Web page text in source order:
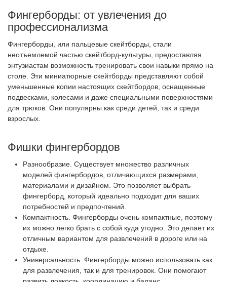
Фингерборды: от увлечения до
профессионализма
Фингерборды, или пальцевые скейтборды, стали
неотъемлемой частью скейтборд-культуры, предоставляя
энтузиастам возможность тренировать свои навыки прямо на
столе. Эти миниатюрные скейтборды представляют собой
уменьшенные копии настоящих скейтбордов, оснащенные
подвесками, колесами и даже специальными поверхностями
для трюков. Они популярны как среди детей, так и среди
взрослых.
Фишки фингербордов
Разнообразие. Существует множество различных
моделей фингербордов, отличающихся размерами,
материалами и дизайном. Это позволяет выбрать
фингерборд, который идеально подходит для ваших
потребностей и предпочтений.
Компактность. Фингерборды очень компактные, поэтому
их можно легко брать с собой куда угодно. Это делает их
отличным вариантом для развлечений в дороге или на
отдыхе.
Универсальность. Фингерборды можно использовать как
для развлечения, так и для тренировок. Они помогают